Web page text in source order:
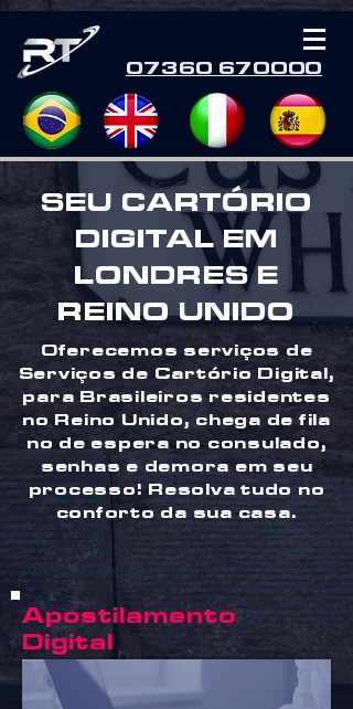
07360 670000
SEU CARTÓRIO
DIGITAL EM
LONDRES E
REINO UNIDO
Oferecemos serviços de
Serviços de Cartório Digital,
para Brasileiros residentes
no Reino Unido, chega de fila
no de espera no consulado,
senhas e demora em seu
processo! Resolva tudo no
conforto da sua casa.
Apostilamento Digital
Apostilamento
Digital